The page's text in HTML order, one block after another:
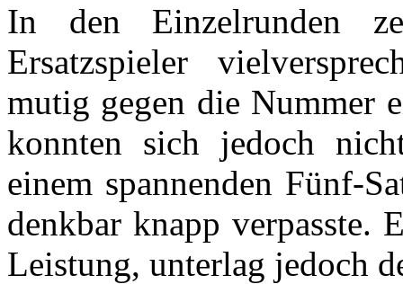
In den Einzelrunden
Ersatzspieler
mutig gegen die Nummer
konnten sich jedoch
einem spannenden Fünf-
denkbar knapp verpasste.
Leistung, unterlag jedoch